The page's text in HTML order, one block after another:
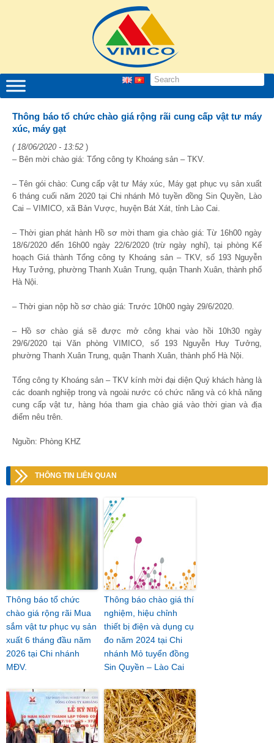
Thông báo tổ chức chào giá rộng rãi cung cấp vật tư máy
xúc, máy gạt
( 18/06/2020 - 13:52 )
– Bên mời chào giá: Tổng công ty Khoáng sản – TKV.
– Tên gói chào: Cung cấp vật tư Máy xúc, Máy gạt phục vụ sản xuất
6 tháng cuối năm 2020 tại Chi nhánh Mỏ tuyền đồng Sin Quyền, Lào
Cai – VIMICO, xã Bản Vược, huyện Bát Xát, tỉnh Lào Cai.
– Thời gian phát hành Hồ sơ mời tham gia chào giá: Từ 16h00 ngày
18/6/2020 đến 16h00 ngày 22/6/2020 (trừ ngày nghỉ), tại phòng Kế
hoạch Giá thành Tổng công ty Khoáng sản – TKV, số 193 Nguyễn
Huy Tưởng, phường Thanh Xuân Trung, quận Thanh Xuân, thành phố
Hà Nội.
– Thời gian nộp hồ sơ chào giá: Trước 10h00 ngày 29/6/2020.
– Hồ sơ chào giá sẽ được mở công khai vào hồi 10h30 ngày
29/6/2020 tại Văn phòng VIMICO, số 193 Nguyễn Huy Tưởng,
phường Thanh Xuân Trung, quận Thanh Xuân, thành phố Hà Nội.
Tổng công ty Khoáng sản – TKV kính mời đại diện Quý khách hàng là
các doanh nghiệp trong và ngoài nước có chức năng và có khả năng
cung cấp vật tư, hàng hóa tham gia chào giá vào thời gian và địa
điểm nêu trên.
Nguồn: Phòng KHZ
THÔNG TIN LIÊN QUAN
Thông báo tổ chức
chào giá rộng rãi Mua
sắm vật tư phục vụ sản
xuất 6 tháng đầu năm
2026 tại Chi nhánh
MĐV.
Thông báo chào giá thí
nghiệm, hiệu chỉnh
thiết bị điện và dụng cụ
đo năm 2024 tại Chi
nhánh Mỏ tuyển đồng
Sin Quyền – Lào Cai